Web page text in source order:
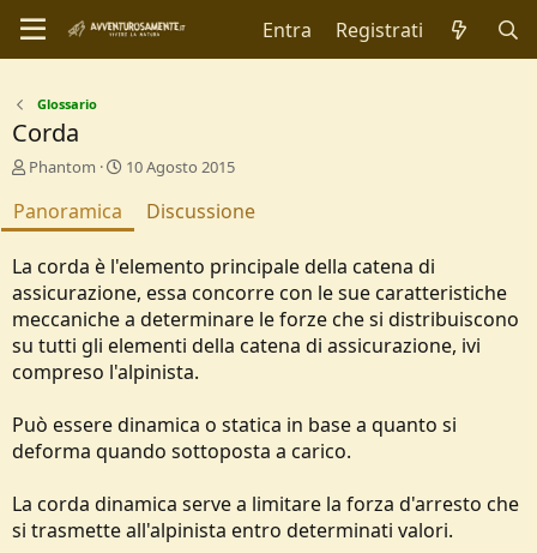
Entra Registrati
Glossario
Corda
A
t
o
e
Phantom
C
a
i
o
n
d
a
t
10 Agosto 2015
Panoramica Discussione
La corda è l'elemento principale della catena di
assicurazione, essa concorre con le sue caratteristiche
meccaniche a determinare le forze che si distribuiscono
su tutti gli elementi della catena di assicurazione, ivi
compreso l'alpinista.
Può essere dinamica o statica in base a quanto si
deforma quando sottoposta a carico.
La corda dinamica serve a limitare la forza d'arresto che
si trasmette all'alpinista entro determinati valori.